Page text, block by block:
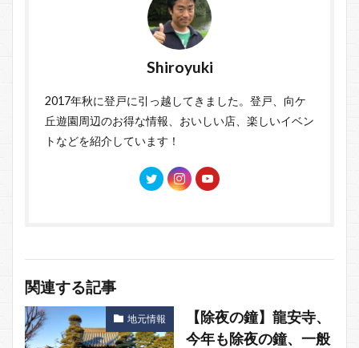
Shiroyuki
2017年秋に登戸に引っ越してきました。登戸、向ケ
丘遊園周辺のお得な情報、おいしい店、楽しいイベン
トなどを紹介しています！
関連する記事
地元情報
【除夜の鐘】龍安寺、
今年も除夜の鐘、一般